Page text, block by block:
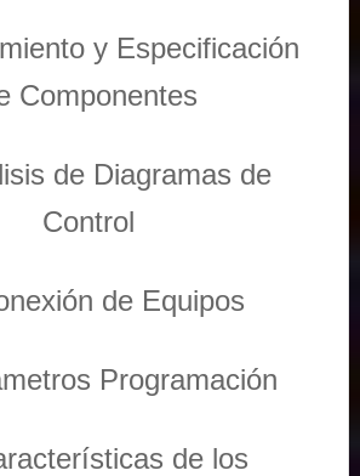
y Especificación
Componentes
de Diagramas de
Control
de Equipos
Programación
de los